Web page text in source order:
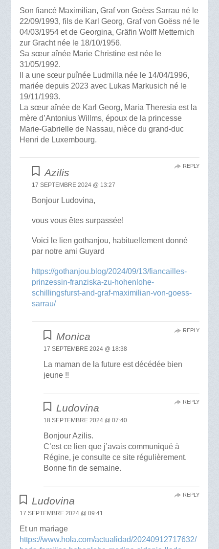
Son fiancé Maximilian, Graf von Goëss Sarrau né le
22/09/1993, fils de Karl Georg, Graf von Goëss né le
04/03/1954 et de Georgina, Gräfin Wolff Metternich
zur Gracht née le 18/10/1956.
Sa sœur aînée Marie Christine est née le
31/05/1992.
Il a une sœur puînée Ludmilla née le 14/04/1996,
mariée depuis 2023 avec Lukas Markusich né le
19/11/1993.
La sœur aînée de Karl Georg, Maria Theresia est la
mère d’Antonius Willms, époux de la princesse
Marie-Gabrielle de Nassau, nièce du grand-duc
Henri de Luxembourg.
Azilis
17 SEPTEMBRE 2024 @ 13:27
Bonjour Ludovina,
vous vous êtes surpassée!
Voici le lien gothanjou, habituellement donné
par notre ami Guyard
https://gothanjou.blog/2024/09/13/fiancailles-
prinzessin-franziska-zu-hohenlohe-
schillingsfurst-and-graf-maximilian-von-goess-
sarrau/
REPLY
Monica
17 SEPTEMBRE 2024 @ 18:38
La maman de la future est décédée bien
jeune !!
REPLY
Ludovina
18 SEPTEMBRE 2024 @ 07:40
Bonjour Azilis.
C’est ce lien que j’avais communiqué à
Régine, je consulte ce site régulièrement.
Bonne fin de semaine.
REPLY
Ludovina
17 SEPTEMBRE 2024 @ 09:41
Et un mariage
https://www.hola.com/actualidad/20240912717632/
REPLY